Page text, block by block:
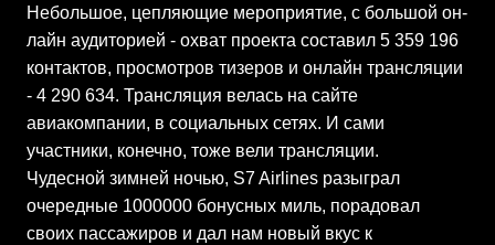
Небольшое, цепляющие мероприятие, с большой он-
лайн аудиторией - охват проекта составил 5 359 196
контактов, просмотров тизеров и онлайн трансляции
- 4 290 634. Трансляция велась на сайте
авиакомпании, в социальных сетях. И сами
участники, конечно, тоже вели трансляции.
Чудесной зимней ночью, S7 Airlines разыграл
очередные 1000000 бонусных миль, порадовал
своих пассажиров и дал нам новый вкус к